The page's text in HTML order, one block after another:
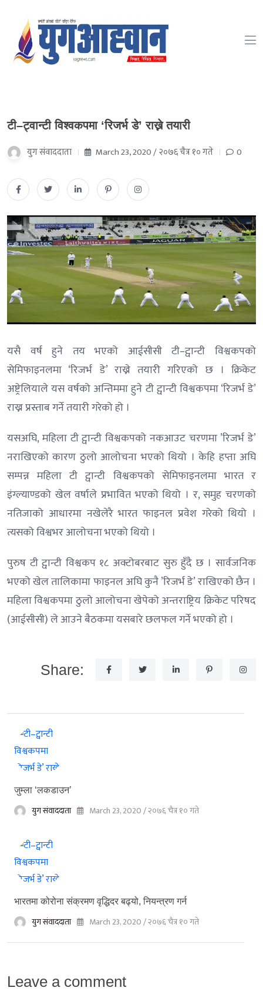
टी–ट्वान्टी विश्वकपमा ‘रिजर्भ डे’ राख्ने तयारी
युग संवाददाता March 23, 2020 / २०७६ चैत्र १० गते 0
यसै वर्ष हुने तय भएको आईसीसी टी–ट्वान्टी विश्वकपको
सेमिफाइनलमा ‘रिजर्भ डे’ राख्ने तयारी गरिएको छ । क्रिकेट
अष्ट्रेलियाले यस वर्षको अन्तिममा हुने टी ट्वान्टी विश्वकपमा ‘रिजर्भ डे’
राख्न प्रस्ताब गर्ने तयारी गरेको हो ।
यसअघि, महिला टी ट्वान्टी विश्वकपको नकआउट चरणमा ’रिजर्भ डे’
नराखिएको कारण ठुलो आलोचना भएको थियो । केहि हप्ता अघि
सम्पन्न महिला टी ट्वान्टी विश्वकपको सेमिफाइनलमा भारत र
इंग्ल्याण्डको खेल वर्षाले प्रभावित भएको थियो । र, समुह चरणको
नतिजाको आधारमा नखेलेरै भारत फाइनल प्रवेश गरेको थियो ।
त्यसको विश्वभर आलोचना भएको थियो ।
पुरुष टी ट्वान्टी विश्वकप १८ अक्टोबरबाट सुरु हुँदै छ । सार्वजनिक
भएको खेल तालिकामा फाइनल अघि कुनै ’रिजर्भ डे’ राखिएको छैन ।
महिला विश्वकपमा ठुलो आलोचना खेपेको अन्तराष्ट्रिय क्रिकेट परिषद
(आईसीसी) ले आउने बैठकमा यसबारे छलफल गर्ने भएको हो ।
Share:
जुम्ला ‘लकडाउन’
युग संवाददाता March 23, 2020 / २०७६ चैत्र १० गते
भारतमा कोरोना संक्रमण वृद्धिदर बढ्यो, नियन्त्रण गर्न
युग संवाददाता March 23, 2020 / २०७६ चैत्र १० गते
Leave a comment